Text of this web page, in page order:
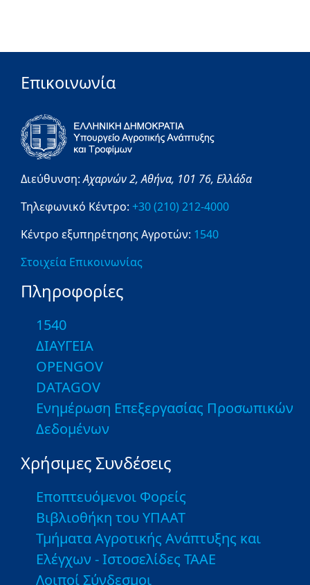
Επικοινωνία
Διεύθυνση:Αχαρνών 2,Αθήνα, 101 76, Ελλάδα
Τηλεφωνικό Κέντρο: +30 (210) 212-4000
Κέντρο εξυπηρέτησης Αγροτών: 1540
Στοιχεία Επικοινωνίας
Πληροφορίες
1540
ΔΙΑΥΓΕΙΑ
OPENGOV
DATAGOV
Ενημέρωση Επεξεργασίας Προσωπικών
Δεδομένων
Χρήσιμες Συνδέσεις
Εποπτευόμενοι Φορείς
Βιβλιοθήκη του ΥΠΑΑΤ
Τμήματα Αγροτικής Ανάπτυξης και
Ελέγχων - Ιστοσελίδες ΤΑΑΕ
Λοιποί Σύνδεσμοι